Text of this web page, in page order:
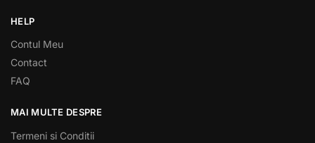
HELP
Contul Meu
Contact
FAQ
MAI MULTE DESPRE
Termeni si Conditii